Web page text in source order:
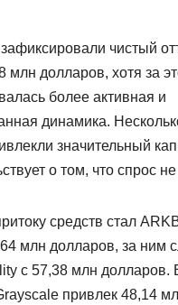
чистый
млн долларов, хотя за
более активная и
динамика.
значительный
о том, что спрос
средств стал
млн долларов, за ним
с 57,38 млн долларов.
привлек 48,14